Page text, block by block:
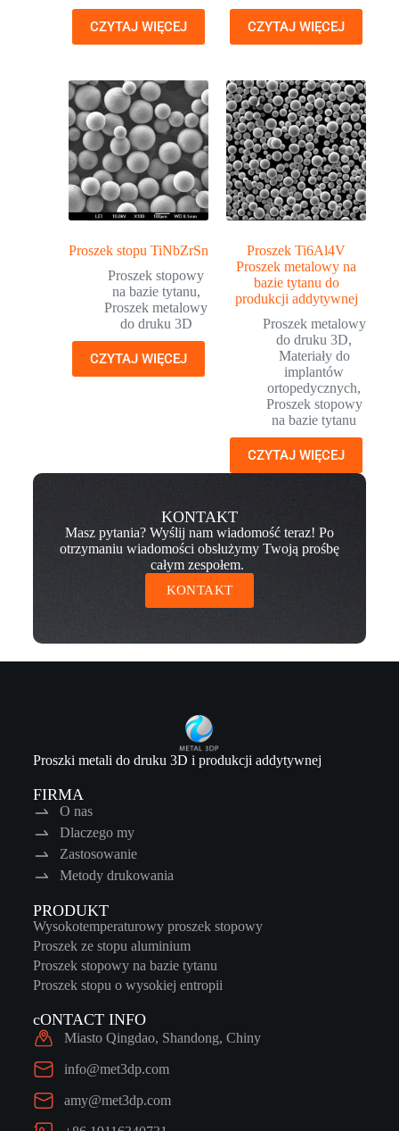
CZYTAJ WIĘCEJ CZYTAJ WIĘCEJ
Proszek stopu TiNbZrSn
Proszek stopowy
na bazie tytanu,
Proszek metalowy
do druku 3D
CZYTAJ WIĘCEJ
Proszek Ti6Al4V
Proszek metalowy na
bazie tytanu do
produkcji addytywnej
Proszek metalowy
do druku 3D,
Materiały do
implantów
ortopedycznych,
Proszek stopowy
na bazie tytanu
CZYTAJ WIĘCEJ
KONTAKT
Masz pytania? Wyślij nam wiadomość teraz! Po
otrzymaniu wiadomości obsłużymy Twoją prośbę
całym zespołem.
KONTAKT
Proszki metali do druku 3D i produkcji addytywnej
FIRMA
O nas
Dlaczego my
Zastosowanie
Metody drukowania
PRODUKT
Wysokotemperaturowy proszek stopowy
Proszek ze stopu aluminium
Proszek stopowy na bazie tytanu
Proszek stopu o wysokiej entropii
cONTACT INFO
Miasto Qingdao, Shandong, Chiny
info@met3dp.com
amy@met3dp.com